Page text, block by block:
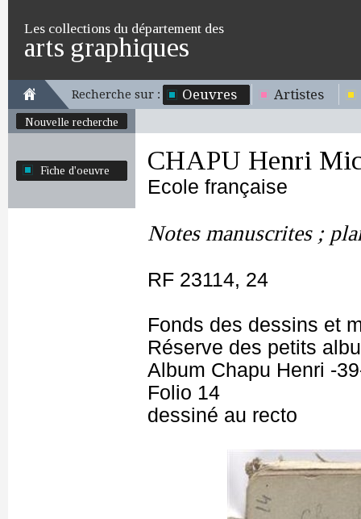
Les collections du département des
arts graphiques
Recherche sur : Oeuvres Artistes
Nouvelle recherche
Fiche d'oeuvre CHAPU Henri
Ecole française
Notes manuscrites ;
RF 23114, 24
Fonds des dessins et
Réserve des petits
Album Chapu Henri -
Folio 14
dessiné au recto